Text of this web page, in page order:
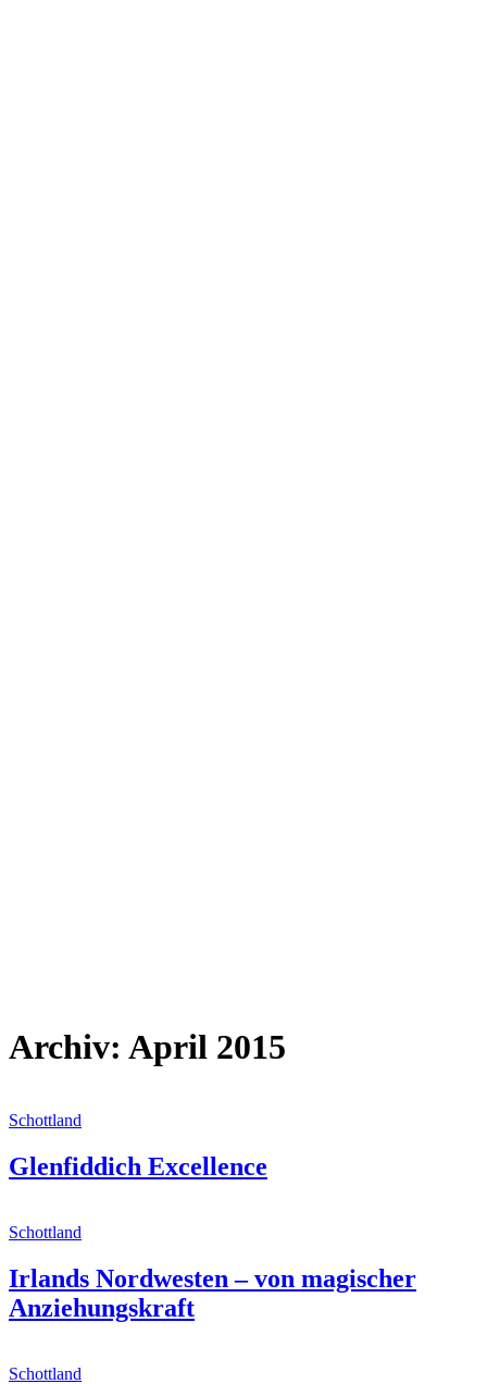
Archiv: April 2015
Schottland
Glenfiddich Excellence
Schottland
Irlands Nordwesten – von magischer
Anziehungskraft
Schottland